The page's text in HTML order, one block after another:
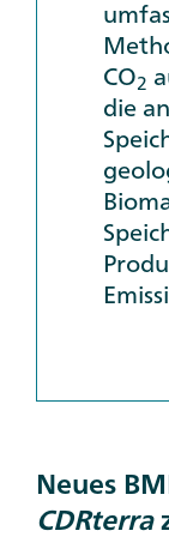
CO2
die
Neues
CDRterra